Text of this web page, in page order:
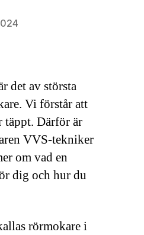
det av största
Vi förstår att
täppt. Därför är
VVS-tekniker
om vad en
dig och hur du
rörmokare i